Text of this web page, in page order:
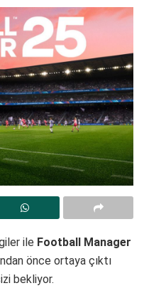
ile Football Manager
önce ortaya çıktı
bekliyor.